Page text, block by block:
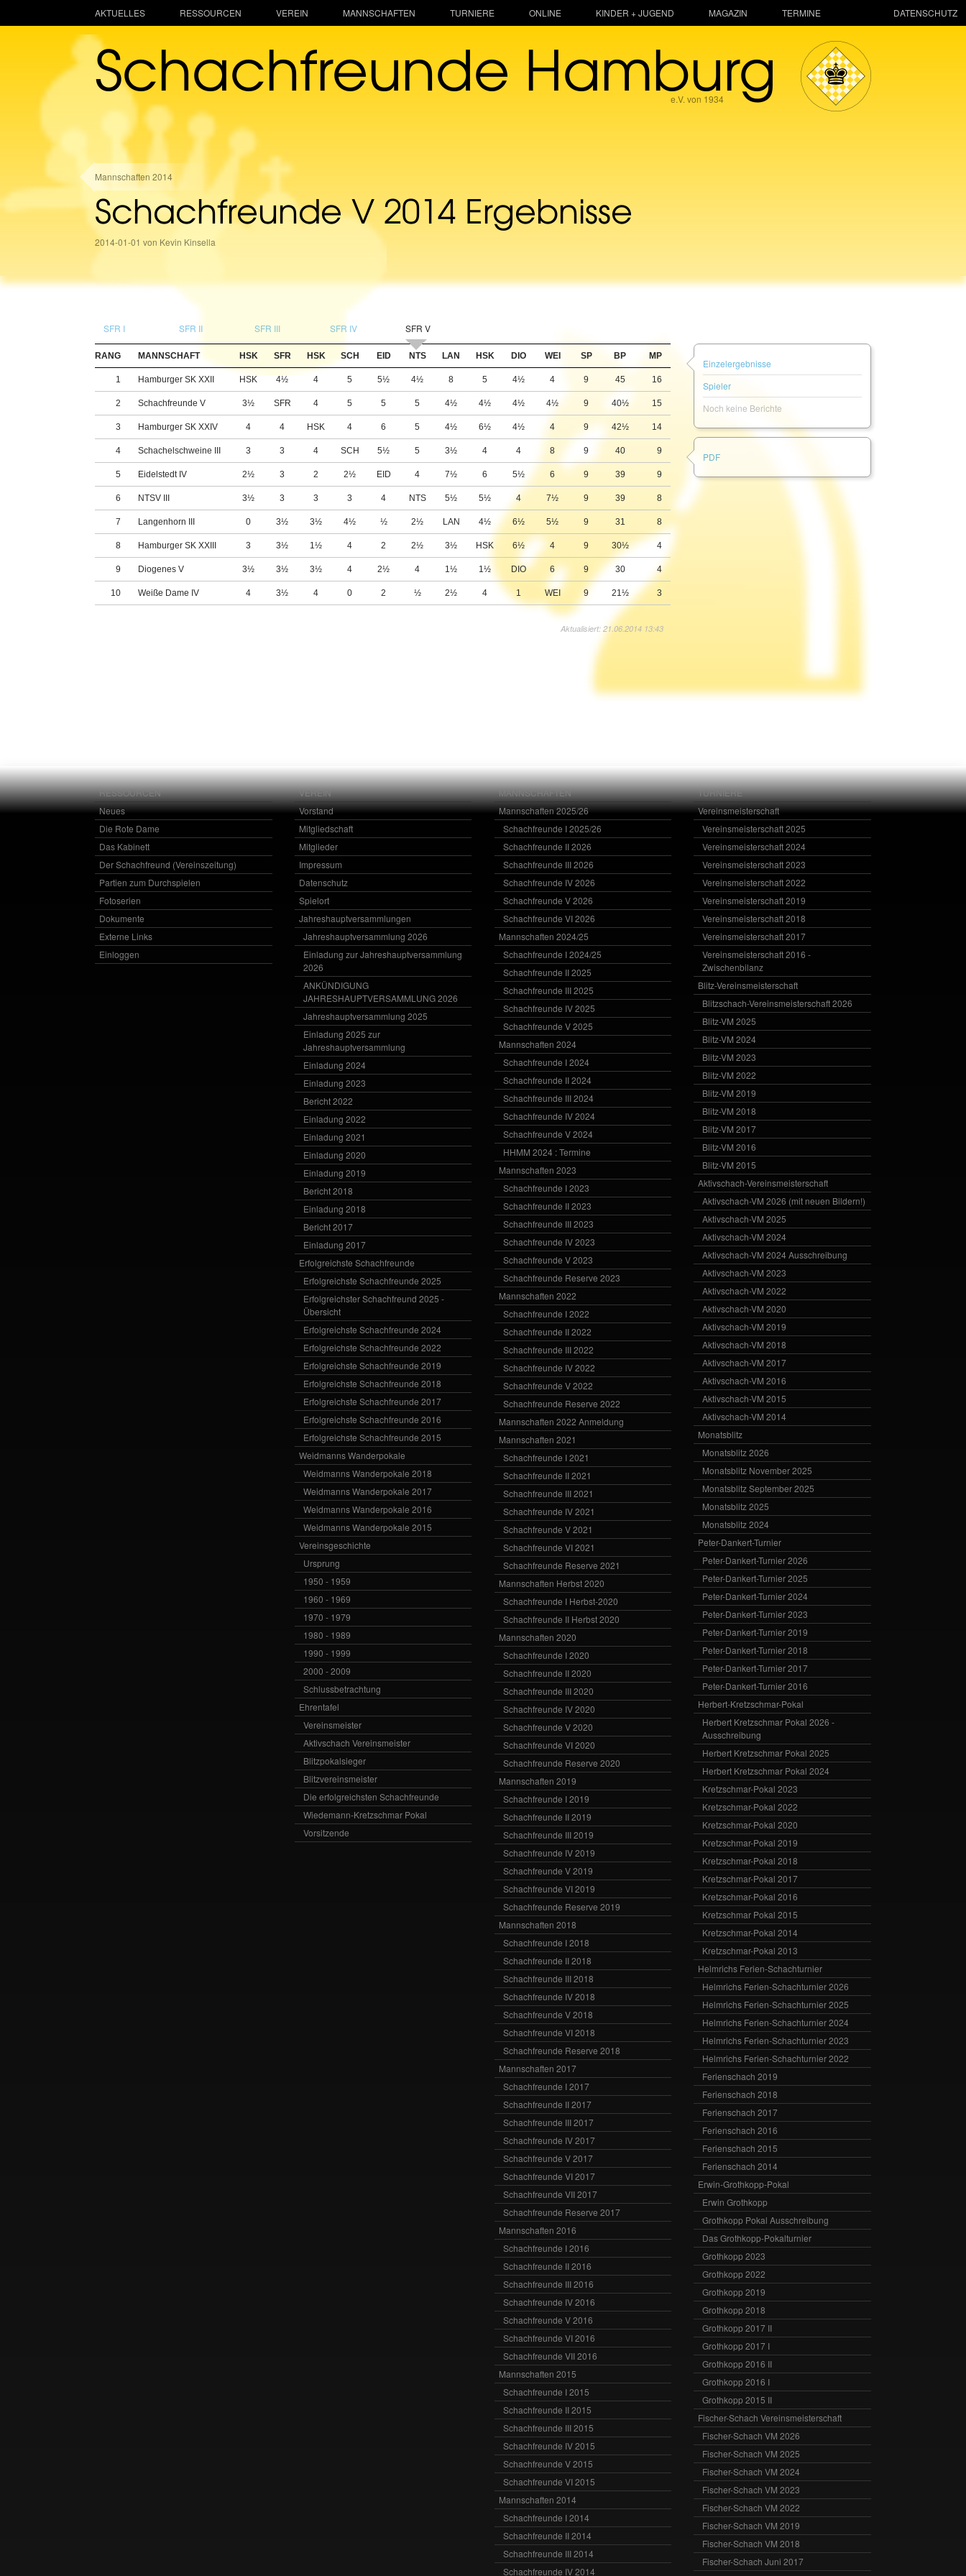
AKTUELLES RESSOURCEN VEREIN MANNSCHAFTEN TURNIERE ONLINE KINDER + JUGEND MAGAZIN TERMINE
Schachfreunde Hamburg
e.V. von 1934
Mannschaften 2014
Schachfreunde V 2014 Ergebnisse
2014-01-01 von Kevin Kinsella
SFR I SFR II SFR III SFR IV SFR V
RANG MANNSCHAFT HSK SFR HSK SCH EID NTS LAN HSK DIO WEI SP BP MP
1 Hamburger SK XXII HSK 4½ 4 5 5½ 4½ 8 5 4½ 4 9 45 16
2 Schachfreunde V 3½ SFR 4 5 5 5 4½ 4½ 4½ 4½ 9 40½ 15
3 Hamburger SK XXIV 4 4 HSK 4 6 5 4½ 6½ 4½ 4 9 42½ 14
4 Schachelschweine III 3 3 4 SCH 5½ 5 3½ 4 4 8 9 40 9
5 Eidelstedt IV 2½ 3 2 2½ EID 4 7½ 6 5½ 6 9 39 9
6 NTSV III 3½ 3 3 3 4 NTS 5½ 5½ 4 7½ 9 39 8
7 Langenhorn III 0 3½ 3½ 4½ ½ 2½ LAN 4½ 6½ 5½ 9 31 8
8 Hamburger SK XXIII 3 3½ 1½ 4 2 2½ 3½ HSK 6½ 4 9 30½ 4
9 Diogenes V 3½ 3½ 3½ 4 2½ 4 1½ 1½ DIO 6 9 30 4
10 Weiße Dame IV 4 3½ 4 0 2 ½ 2½ 4 1 WEI 9 21½ 3
Aktualisiert: 21.06.2014 13:43
Einzelergebnisse
Spieler
Noch keine Berichte
PDF
DATENSCHUTZ
RESSOURCEN
Neues
Die Rote Dame
Das Kabinett
Der Schachfreund (Vereinszeitung)
Partien zum Durchspielen
Fotoserien
Dokumente
Externe Links
Einloggen
VEREIN
Vorstand
Mitgliedschaft
Mitglieder
Impressum
Datenschutz
Spielort
Jahreshauptversammlungen
Jahreshauptversammlung 2026
Einladung zur Jahreshauptversammlung
2026
ANKÜNDIGUNG
JAHRESHAUPTVERSAMMLUNG 2026
Jahreshauptversammlung 2025
Einladung 2025 zur
Jahreshauptversammlung
Einladung 2024
Einladung 2023
Bericht 2022
Einladung 2022
Einladung 2021
Einladung 2020
Einladung 2019
Bericht 2018
Einladung 2018
Bericht 2017
Einladung 2017
Erfolgreichste Schachfreunde
Erfolgreichste Schachfreunde 2025
Erfolgreichster Schachfreund 2025 -
Übersicht
Erfolgreichste Schachfreunde 2024
Erfolgreichste Schachfreunde 2022
Erfolgreichste Schachfreunde 2019
Erfolgreichste Schachfreunde 2018
Erfolgreichste Schachfreunde 2017
Erfolgreichste Schachfreunde 2016
Erfolgreichste Schachfreunde 2015
Weidmanns Wanderpokale
Weidmanns Wanderpokale 2018
Weidmanns Wanderpokale 2017
Weidmanns Wanderpokale 2016
Weidmanns Wanderpokale 2015
Vereinsgeschichte
Ursprung
1950 - 1959
1960 - 1969
1970 - 1979
1980 - 1989
1990 - 1999
2000 - 2009
Schlussbetrachtung
Ehrentafel
Vereinsmeister
Aktivschach Vereinsmeister
Blitzpokalsieger
Blitzvereinsmeister
Die erfolgreichsten Schachfreunde
Wiedemann-Kretzschmar Pokal
Vorsitzende
MANNSCHAFTEN
Mannschaften 2025/26
Schachfreunde I 2025/26
Schachfreunde II 2026
Schachfreunde III 2026
Schachfreunde IV 2026
Schachfreunde V 2026
Schachfreunde VI 2026
Mannschaften 2024/25
Schachfreunde I 2024/25
Schachfreunde II 2025
Schachfreunde III 2025
Schachfreunde IV 2025
Schachfreunde V 2025
Mannschaften 2024
Schachfreunde I 2024
Schachfreunde II 2024
Schachfreunde III 2024
Schachfreunde IV 2024
Schachfreunde V 2024
HHMM 2024 : Termine
Mannschaften 2023
Schachfreunde I 2023
Schachfreunde II 2023
Schachfreunde III 2023
Schachfreunde IV 2023
Schachfreunde V 2023
Schachfreunde Reserve 2023
Mannschaften 2022
Schachfreunde I 2022
Schachfreunde II 2022
Schachfreunde III 2022
Schachfreunde IV 2022
Schachfreunde V 2022
Schachfreunde Reserve 2022
Mannschaften 2022 Anmeldung
Mannschaften 2021
Schachfreunde I 2021
Schachfreunde II 2021
Schachfreunde III 2021
Schachfreunde IV 2021
Schachfreunde V 2021
Schachfreunde VI 2021
Schachfreunde Reserve 2021
Mannschaften Herbst 2020
Schachfreunde I Herbst-2020
Schachfreunde II Herbst 2020
Mannschaften 2020
Schachfreunde I 2020
Schachfreunde II 2020
Schachfreunde III 2020
Schachfreunde IV 2020
Schachfreunde V 2020
Schachfreunde VI 2020
Schachfreunde Reserve 2020
Mannschaften 2019
Schachfreunde I 2019
Schachfreunde II 2019
Schachfreunde III 2019
Schachfreunde IV 2019
Schachfreunde V 2019
Schachfreunde VI 2019
Schachfreunde Reserve 2019
Mannschaften 2018
Schachfreunde I 2018
Schachfreunde II 2018
Schachfreunde III 2018
Schachfreunde IV 2018
Schachfreunde V 2018
Schachfreunde VI 2018
Schachfreunde Reserve 2018
Mannschaften 2017
Schachfreunde I 2017
Schachfreunde II 2017
Schachfreunde III 2017
Schachfreunde IV 2017
Schachfreunde V 2017
Schachfreunde VI 2017
Schachfreunde VII 2017
Schachfreunde Reserve 2017
Mannschaften 2016
Schachfreunde I 2016
Schachfreunde II 2016
Schachfreunde III 2016
Schachfreunde IV 2016
Schachfreunde V 2016
Schachfreunde VI 2016
Schachfreunde VII 2016
Mannschaften 2015
Schachfreunde I 2015
Schachfreunde II 2015
Schachfreunde III 2015
Schachfreunde IV 2015
Schachfreunde V 2015
Schachfreunde VI 2015
Mannschaften 2014
Schachfreunde I 2014
Schachfreunde II 2014
Schachfreunde III 2014
Schachfreunde IV 2014
TURNIERE
Vereinsmeisterschaft
Vereinsmeisterschaft 2025
Vereinsmeisterschaft 2024
Vereinsmeisterschaft 2023
Vereinsmeisterschaft 2022
Vereinsmeisterschaft 2019
Vereinsmeisterschaft 2018
Vereinsmeisterschaft 2017
Vereinsmeisterschaft 2016 -
Zwischenbilanz
Blitz-Vereinsmeisterschaft
Blitzschach-Vereinsmeisterschaft 2026
Blitz-VM 2025
Blitz-VM 2024
Blitz-VM 2023
Blitz-VM 2022
Blitz-VM 2019
Blitz-VM 2018
Blitz-VM 2017
Blitz-VM 2016
Blitz-VM 2015
Aktivschach-Vereinsmeisterschaft
Aktivschach-VM 2026 (mit neuen Bildern!)
Aktivschach-VM 2025
Aktivschach-VM 2024
Aktivschach-VM 2024 Ausschreibung
Aktivschach-VM 2023
Aktivschach-VM 2022
Aktivschach-VM 2020
Aktivschach-VM 2019
Aktivschach-VM 2018
Aktivschach-VM 2017
Aktivschach-VM 2016
Aktivschach-VM 2015
Aktivschach-VM 2014
Monatsblitz
Monatsblitz 2026
Monatsblitz November 2025
Monatsblitz September 2025
Monatsblitz 2025
Monatsblitz 2024
Peter-Dankert-Turnier
Peter-Dankert-Turnier 2026
Peter-Dankert-Turnier 2025
Peter-Dankert-Turnier 2024
Peter-Dankert-Turnier 2023
Peter-Dankert-Turnier 2019
Peter-Dankert-Turnier 2018
Peter-Dankert-Turnier 2017
Peter-Dankert-Turnier 2016
Herbert-Kretzschmar-Pokal
Herbert Kretzschmar Pokal 2026 -
Ausschreibung
Herbert Kretzschmar Pokal 2025
Herbert Kretzschmar Pokal 2024
Kretzschmar-Pokal 2023
Kretzschmar-Pokal 2022
Kretzschmar-Pokal 2020
Kretzschmar-Pokal 2019
Kretzschmar-Pokal 2018
Kretzschmar-Pokal 2017
Kretzschmar-Pokal 2016
Kretzschmar Pokal 2015
Kretzschmar-Pokal 2014
Kretzschmar-Pokal 2013
Helmrichs Ferien-Schachturnier
Helmrichs Ferien-Schachturnier 2026
Helmrichs Ferien-Schachturnier 2025
Helmrichs Ferien-Schachturnier 2024
Helmrichs Ferien-Schachturnier 2023
Helmrichs Ferien-Schachturnier 2022
Ferienschach 2019
Ferienschach 2018
Ferienschach 2017
Ferienschach 2016
Ferienschach 2015
Ferienschach 2014
Erwin-Grothkopp-Pokal
Erwin Grothkopp
Grothkopp Pokal Ausschreibung
Das Grothkopp-Pokalturnier
Grothkopp 2023
Grothkopp 2022
Grothkopp 2019
Grothkopp 2018
Grothkopp 2017 II
Grothkopp 2017 I
Grothkopp 2016 II
Grothkopp 2016 I
Grothkopp 2015 II
Fischer-Schach Vereinsmeisterschaft
Fischer-Schach VM 2026
Fischer-Schach VM 2025
Fischer-Schach VM 2024
Fischer-Schach VM 2023
Fischer-Schach VM 2022
Fischer-Schach VM 2019
Fischer-Schach VM 2018
Fischer-Schach Juni 2017